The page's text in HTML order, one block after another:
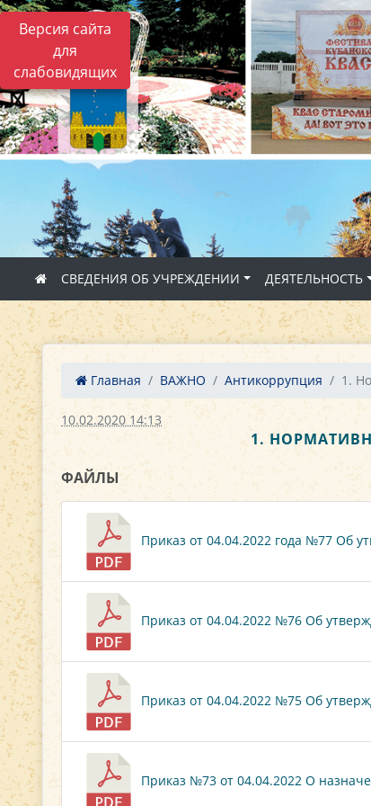
Версия сайта
для
слабовидящих
СВЕДЕНИЯ ОБ УЧРЕЖДЕНИИ ДЕЯТЕЛЬНОСТЬ
Главная ВАЖНО Антикоррупция 1.
10.02.2020 14:13
1.
ФАЙЛЫ
Приказ от 04.04.2022 года №77 Об
Приказ от 04.04.2022 №76 Об
Приказ от 04.04.2022 №75 Об
Приказ №73 от 04.04.2022 О